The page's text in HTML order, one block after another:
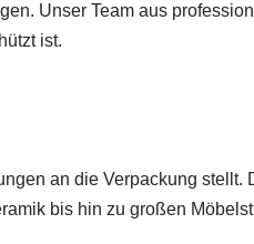
Unser Team aus
ist.
an die Verpackung
bis hin zu großen